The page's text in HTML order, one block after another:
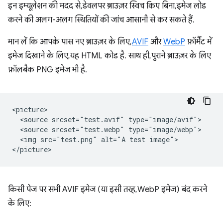
इन इम्यूलेशन की मदद से, डेवलपर ब्राउज़र स्विच किए बिना, इमेज लोड
करने की अलग-अलग स्थितियों की जांच आसानी से कर सकते हैं.
मान लें कि आपके पास नए ब्राउज़र के लिए,AVIF औरWebP फ़ॉर्मैट में
इमेज दिखाने के लिए, यह HTML कोड है. साथ ही, पुराने ब्राउज़र के लिए
फ़ॉलबैक PNG इमेज भी है.
<picture>
  <source srcset="test.avif" type="image/avif">
  <source srcset="test.webp" type="image/webp">
  <img src="test.png" alt="A test image">
किसी पेज पर सभी AVIF इमेज (या इसी तरह, WebP इमेज) बंद करने
के लिए: